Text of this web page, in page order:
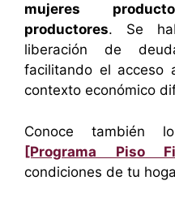
mujeres
productores. Se
liberación de
facilitando el acceso
contexto económico
Conoce también
[Programa Piso
condiciones de tu